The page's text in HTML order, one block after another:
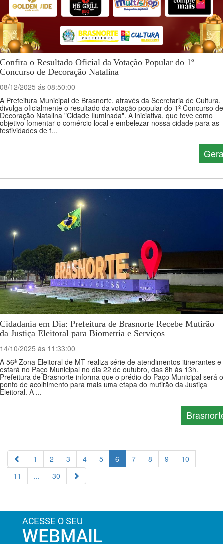
Confira o Resultado Oficial da Votação Popular do 1º
Concurso de Decoração Natalina
08/12/2025 ás 08:50:00
A Prefeitura Municipal de Brasnorte, através da Secretaria de Cultura,
divulga oficialmente o resultado da votação popular do 1º Concurso de
Decoração Natalina "Cidade Iluminada". A iniciativa, que teve como
objetivo fomentar o comércio local e embelezar nossa cidade para as
festividades de f...
Cidadania em Dia: Prefeitura de Brasnorte Recebe Mutirão
da Justiça Eleitoral para Biometria e Serviços
14/10/2025 ás 11:33:00
A 56ª Zona Eleitoral de MT realiza série de atendimentos itinerantes e
estará no Paço Municipal no dia 22 de outubro, das 8h às 13h.
Prefeitura de Brasnorte informa que o prédio do Paço Municipal será o
ponto de acolhimento para mais uma etapa do mutirão da Justiça
Eleitoral. A ...
1 2 3 4 5 6 7 8 9
10
11
... 30
ACESSE O SEU
WEBMAIL